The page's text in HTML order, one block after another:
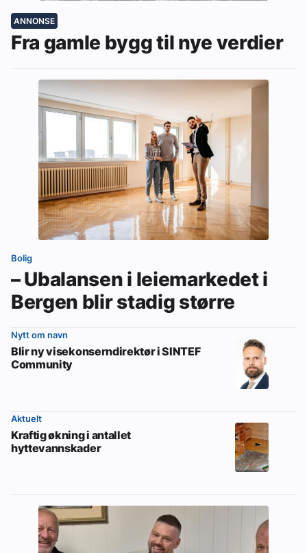
ANNONSE
Fra gamle bygg til nye verdier
Bolig
– Ubalansen i leiemarkedet i
Bergen blir stadig større
Nytt om navn
Blir ny visekonserndirektør i SINTEF
Community
Aktuelt
Kraftig økning i antallet
hyttevannskader